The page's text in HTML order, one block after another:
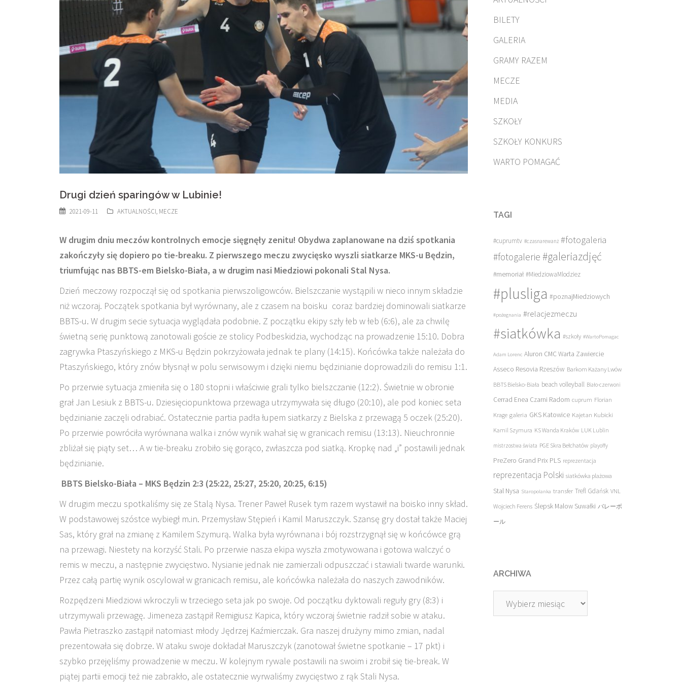
Drugi dzień sparingów w Lubinie!
2021-09-11 AKTUALNOŚCI, MECZE
W drugim dniu meczów kontrolnych emocje sięgnęły zenitu! Obydwa zaplanowane na dziś spotkania
zakończyły się dopiero po tie-breaku. Z pierwszego meczu zwycięsko wyszli siatkarze MKS-u Będzin,
triumfując nas BBTS-em Bielsko-Biała, a w drugim nasi Miedziowi pokonali Stal Nysa.
Dzień meczowy rozpoczął się od spotkania pierwszoligowców. Bielszczanie wystąpili w nieco innym składzie
niż wczoraj. Początek spotkania był wyrównany, ale z czasem na boisku coraz bardziej dominowali siatkarze
BBTS-u. W drugim secie sytuacja wyglądała podobnie. Z początku ekipy szły łeb w łeb (6:6), ale za chwilę
świetną serię punktową zanotowali goście ze stolicy Podbeskidzia, wychodząc na prowadzenie 15:10. Dobra
zagrywka Ptaszyńskiego z MKS-u Będzin pokrzyżowała jednak te plany (14:15). Końcówka także należała do
Ptaszyńskiego, który znów błysnął w polu serwisowym i dzięki niemu będzinianie doprowadzili do remisu 1:1.
Po przerwie sytuacja zmieniła się o 180 stopni i właściwie grali tylko bielszczanie (12:2). Świetnie w obronie
grał Jan Lesiuk z BBTS-u. Dziesięciopunktowa przewaga utrzymywała się długo (20:10), ale pod koniec seta
będzinianie zaczęli odrabiać. Ostatecznie partia padła łupem siatkarzy z Bielska z przewagą 5 oczek (25:20).
Po przerwie powróciła wyrównana walka i znów wynik wahał się w granicach remisu (13:13). Nieuchronnie
zbliżał się piąty set… A w tie-breaku zrobiło się gorąco, zwłaszcza pod siatką. Kropkę nad „i” postawili jednak
będzinianie.
BBTS Bielsko-Biała – MKS Będzin 2:3 (25:22, 25:27, 25:20, 20:25, 6:15)
W drugim meczu spotkaliśmy się ze Stalą Nysa. Trener Paweł Rusek tym razem wystawił na boisko inny skład.
W podstawowej szóstce wybiegł m.in. Przemysław Stępień i Kamil Maruszczyk. Szansę gry dostał także Maciej
Sas, który grał na zmianę z Kamilem Szymurą. Walka była wyrównana i bój rozstrzygnął się w końcówce grą
na przewagi. Niestety na korzyść Stali. Po przerwie nasza ekipa wyszła zmotywowana i gotowa walczyć o
remis w meczu, a następnie zwycięstwo. Nysianie jednak nie zamierzali odpuszczać i stawiali twarde warunki.
Przez całą partię wynik oscylował w granicach remisu, ale końcówka należała do naszych zawodników.
Rozpędzeni Miedziowi wkroczyli w trzeciego seta jak po swoje. Od początku dyktowali reguły gry (8:3) i
utrzymywali przewagę. Jimeneza zastąpił Remigiusz Kapica, który wczoraj świetnie radził sobie w ataku.
Pawła Pietraszko zastąpił natomiast młody Jędrzej Kaźmierczak. Gra naszej drużyny mimo zmian, nadal
prezentowała się dobrze. W ataku swoje dokładał Maruszczyk (zanotował świetne spotkanie – 17 pkt) i
szybko przejęliśmy prowadzenie w meczu. W kolejnym rywale postawili na swoim i zrobił się tie-break. W
piątej partii emocji też nie zabrakło, ale ostatecznie wyrwaliśmy zwycięstwo z rąk Stali Nysa.
BILETY
GALERIA
GRAMY RAZEM
MECZE
MEDIA
SZKOŁY
SZKOŁY KONKURS
WARTO POMAGAĆ
TAGI
#cuprumtv #czasnarewanż #fotogaleria
#fotogalerie #galeriazdjęć
#memoriał #MiedziowaMlodziez
#plusliga #poznajMiedziowych
#pożegnania #relacjezmeczu
#siatkówka #szkoły #WartoPomagac
Adam Lorenc Aluron CMC Warta Zawiercie
Asseco Resovia Rzeszów Barkom Każany Lwów
BBTS Bielsko-Biała beach volleyball Biało-czerwoni
Cerrad Enea Czarni Radom cuprum Florian
Krage galeria GKS Katowice Kajetan Kubicki
Kamil Szymura KS Wanda Kraków LUK Lublin
mistrzostwa świata PGE Skra Bełchatów playoffy
PreZero Grand Prix PLS reprezentacja
reprezentacja Polski siatkówka plażowa
Stal Nysa Staropolanka transfer Trefl Gdańsk VNL
Wojciech Ferens Ślepsk Malow Suwałki バレーボ
ール
ARCHIWA
Archiwa